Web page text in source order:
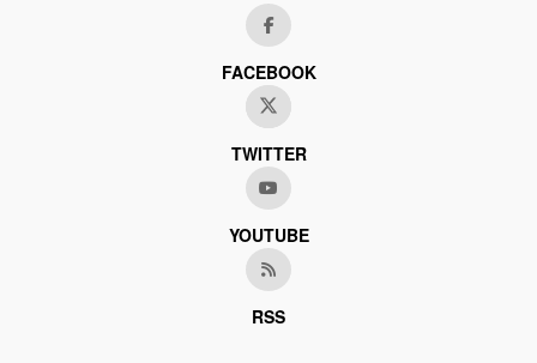
FACEBOOK
TWITTER
YOUTUBE
RSS